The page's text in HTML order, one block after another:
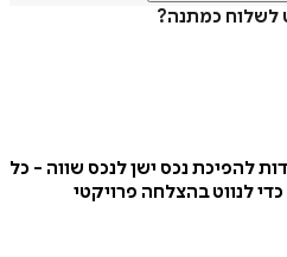
לשלוח כמתנה?
להפיכת נכס ישן לנכס שווה - כל
לנווט בהצלחה פרויקטי